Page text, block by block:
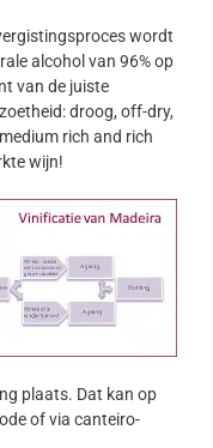
wordt
alcohol van 96% op
van de juiste
droog, off-dry,
rich and rich
wijn!
plaats. Dat kan op
of via canteiro-